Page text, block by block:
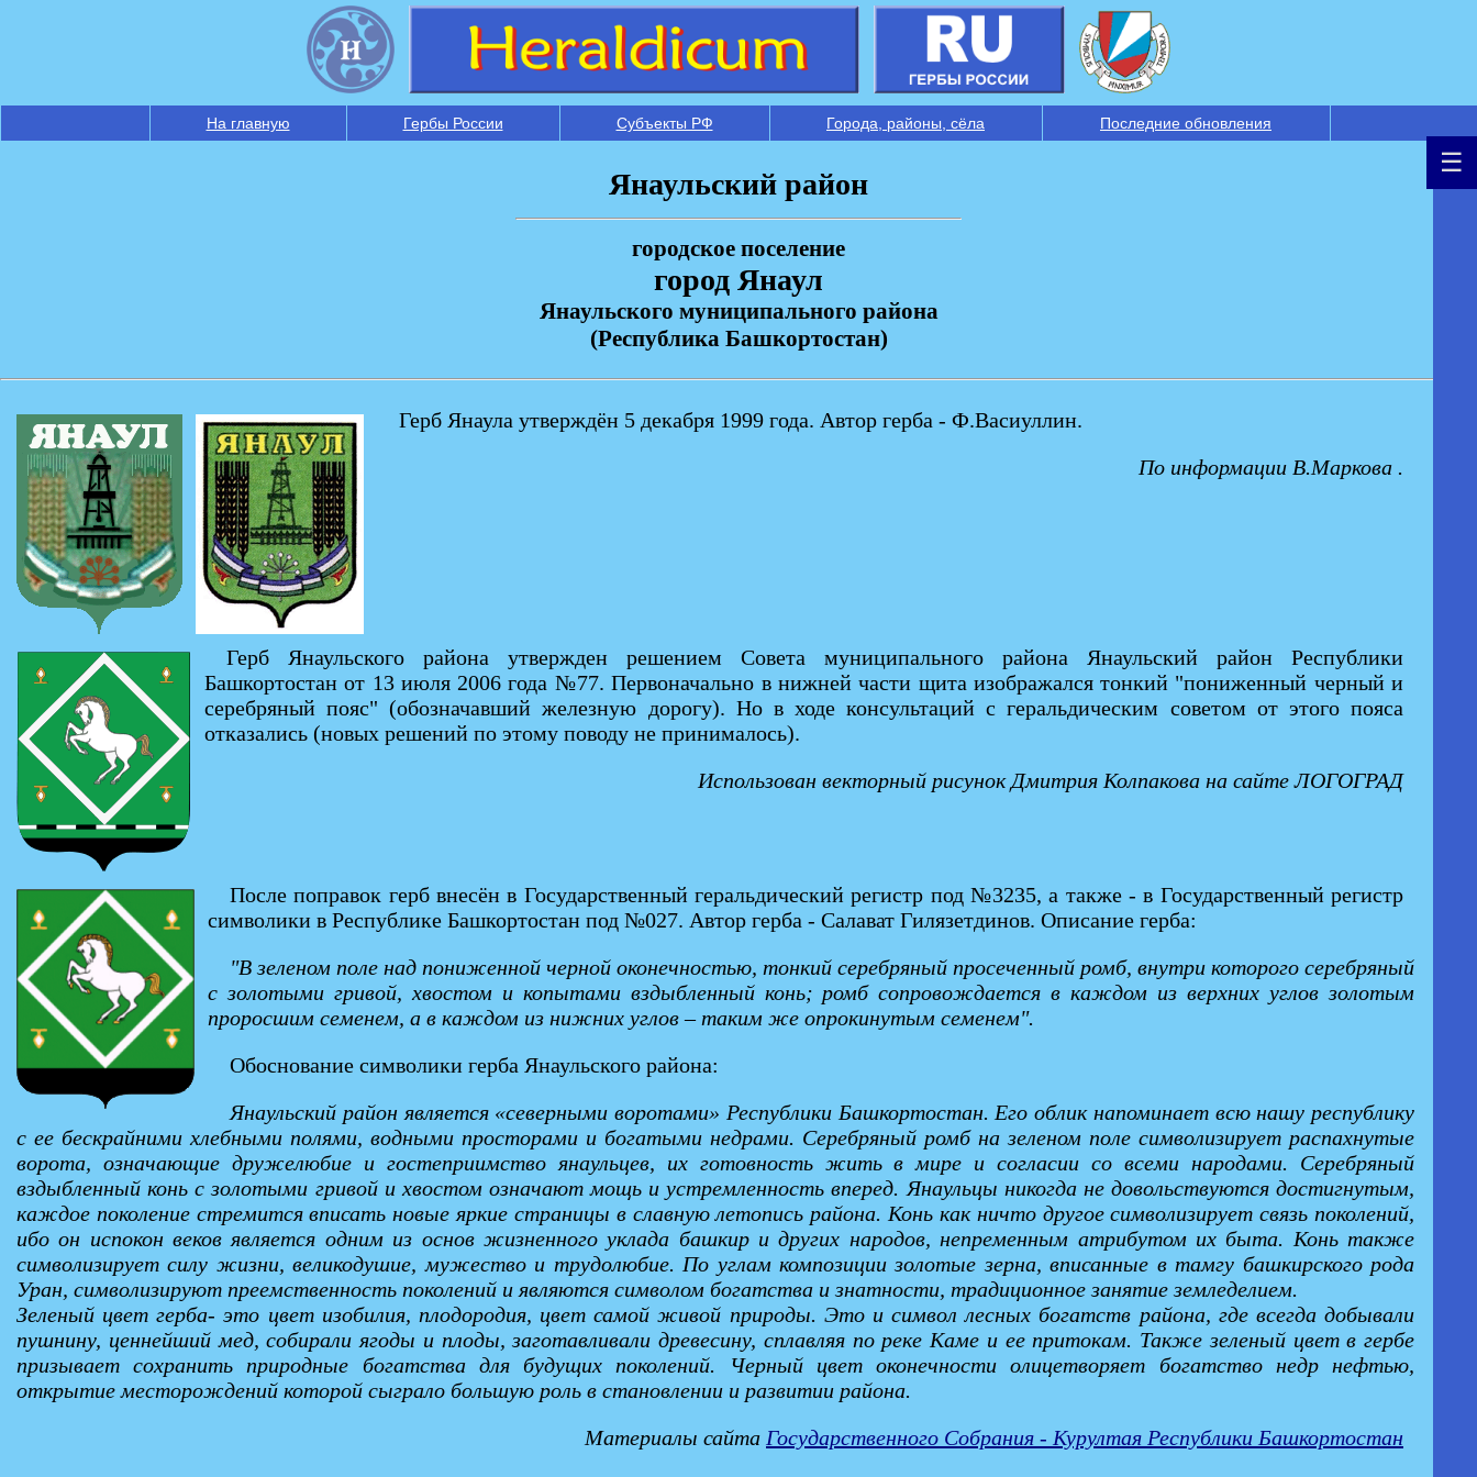
На главную Гербы России Субъекты РФ Города, районы, сёла Последние обновления
Янаульский район
городское поселение
город Янаул
Янаульского муниципального района
(Республика Башкортостан)
Герб Янаула утверждён 5 декабря 1999 года. Автор герба - Ф.Васиуллин.
По информации В.Маркова .
Герб Янаульского района утвержден решением Совета муниципального района Янаульский район Республики
Башкортостан от 13 июля 2006 года №77. Первоначально в нижней части щита изображался тонкий "пониженный черный и
серебряный пояс" (обозначавший железную дорогу). Но в ходе консультаций с геральдическим советом от этого пояса
отказались (новых решений по этому поводу не принималось).
Использован векторный рисунок Дмитрия Колпакова на сайте ЛОГОГРАД
После поправок герб внесён в Государственный геральдический регистр под №3235, а также - в Государственный регистр
символики в Республике Башкортостан под №027. Автор герба - Салават Гилязетдинов. Описание герба:
"В зеленом поле над пониженной черной оконечностью, тонкий серебряный просеченный ромб, внутри которого серебряный
с золотыми гривой, хвостом и копытами вздыбленный конь; ромб сопровождается в каждом из верхних углов золотым
проросшим семенем, а в каждом из нижних углов – таким же опрокинутым семенем".
Обоснование символики герба Янаульского района:
Янаульский район является «северными воротами» Республики Башкортостан. Его облик напоминает всю нашу республику
с ее бескрайними хлебными полями, водными просторами и богатыми недрами. Серебряный ромб на зеленом поле символизирует распахнутые
ворота, означающие дружелюбие и гостеприимство янаульцев, их готовность жить в мире и согласии со всеми народами. Серебряный
вздыбленный конь с золотыми гривой и хвостом означают мощь и устремленность вперед. Янаульцы никогда не довольствуются достигнутым,
каждое поколение стремится вписать новые яркие страницы в славную летопись района. Конь как ничто другое символизирует связь поколений,
ибо он испокон веков является одним из основ жизненного уклада башкир и других народов, непременным атрибутом их быта. Конь также
символизирует силу жизни, великодушие, мужество и трудолюбие. По углам композиции золотые зерна, вписанные в тамгу башкирского рода
Уран, символизируют преемственность поколений и являются символом богатства и знатности, традиционное занятие земледелием.
Зеленый цвет герба- это цвет изобилия, плодородия, цвет самой живой природы. Это и символ лесных богатств района, где всегда добывали
пушнину, ценнейший мед, собирали ягоды и плоды, заготавливали древесину, сплавляя по реке Каме и ее притокам. Также зеленый цвет в гербе
призывает сохранить природные богатства для будущих поколений. Черный цвет оконечности олицетворяет богатство недр нефтью,
открытие месторождений которой сыграло большую роль в становлении и развитии района.
Материалы сайта Государственного Собрания - Курултая Республики Башкортостан